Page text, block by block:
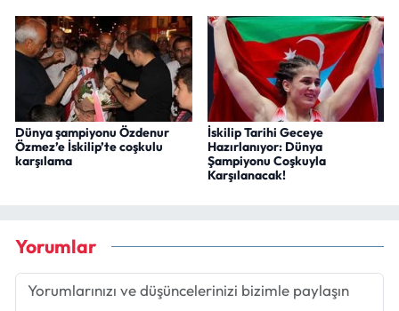
Dünya şampiyonu Özdenur
Özmez’e İskilip’te coşkulu
karşılama
İskilip Tarihi Geceye
Hazırlanıyor: Dünya
Şampiyonu Coşkuyla
Karşılanacak!
Yorumlar